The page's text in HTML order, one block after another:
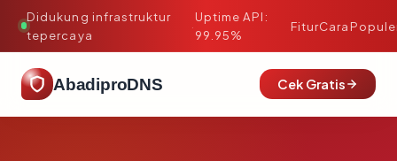
Didukung infrastruktur
tepercaya
·
Uptime API:
99.95%
FiturCara
AbadiproDNS Cek Gratis